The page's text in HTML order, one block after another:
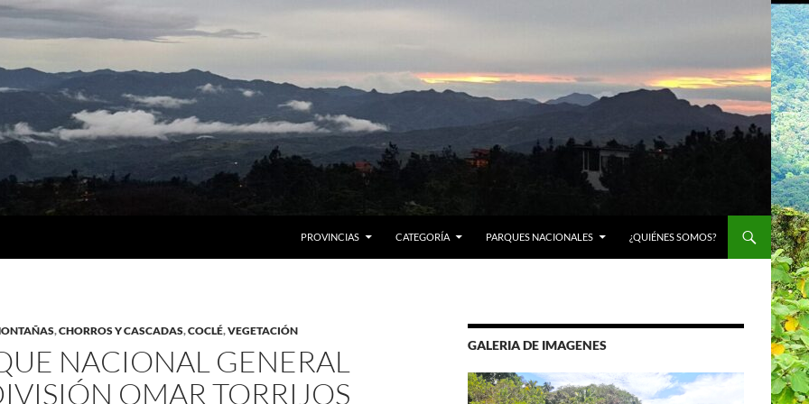
PROVINCIAS CATEGORÍA PARQUES NACIONALES ¿QUIÉNES SOMOS?
,CHORROS Y CASCADAS,COCLÉ,VEGETACIÓN
NACIONAL GENERAL
OMAR TORRIJOS
GALERIA DE IMAGENES